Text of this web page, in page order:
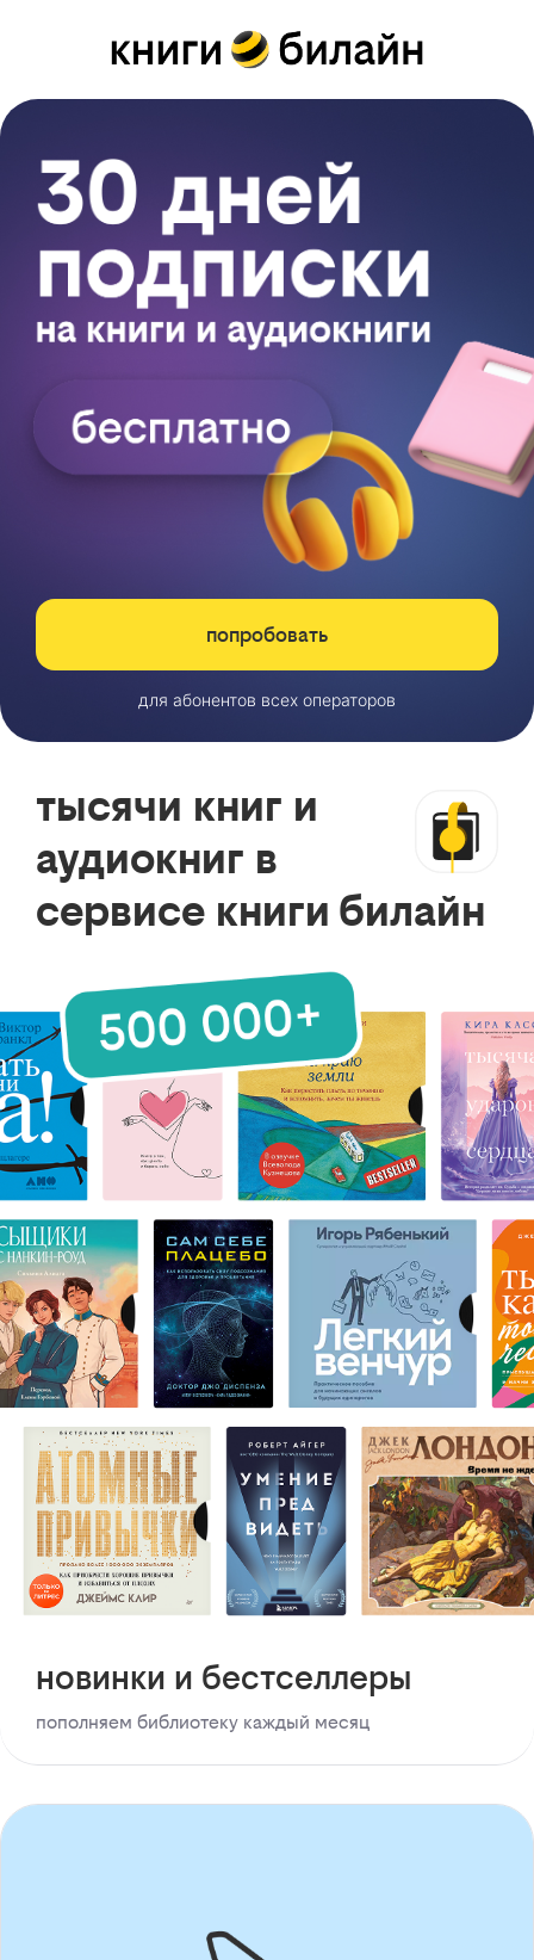
попробовать
для абонентов всех операторов
тысячи книг и
аудиокниг в
сервисе книги билайн
новинки и бестселлеры
пополняем библиотеку каждый месяц